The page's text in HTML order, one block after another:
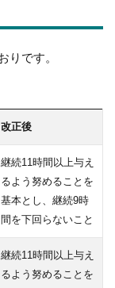
りです。
改正後
継続11時間以上与え
るよう努めることを
基本とし、継続9時
間を下回らないこと
継続11時間以上与え
るよう努めることを